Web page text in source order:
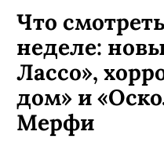
Что
неделе:
Лассо»,
дом» и
Мерфи